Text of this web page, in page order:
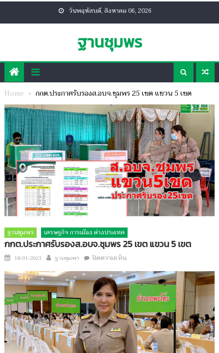
วันพฤหัสบดี, สิงหาคม 06, 2026
ฐานชุมพร
Home กกต.ประกาศรับรองส.อบจ.ชุมพร 25 เขต แขวน 5 เขต
ฐานชุมพร เศรษฐกิจ การเมือง ต่างประเทศ
กกต.ประกาศรับรองส.อบจ.ชุมพร 25 เขต แขวน 5 เขต
Posted
18/01/2021 Author
ฐานชุมพร ปิดความเห็นบน
รับ
รองส.อบจ.ชุมพร
25
เขต
แขวน
5
เขต